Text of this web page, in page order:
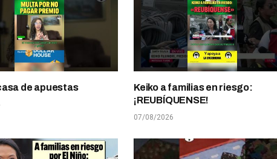
de apuestas
Keiko a familias en riesgo:
¡REUBÍQUENSE!
07/08/2026